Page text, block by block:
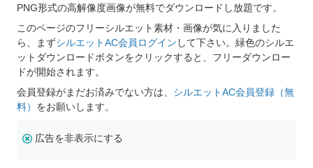
PNG形式の高解像度画像が無料でダウンロードし放題です。
このページのフリーシルエット素材・画像が気に入りました
ら、まずシルエットAC会員ログイン して下さい。緑色のシルエ
ットダウンロードボタンをクリックすると、フリーダウンロー
ドが開始されます。
会員登録がまだお済みでない方は、 シルエットAC会員登録（無
料） をお願いします。
広告を非表示にする